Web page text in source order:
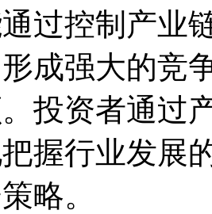
过控制产业
成强大的竞
投资者通过
握行业发展
略。